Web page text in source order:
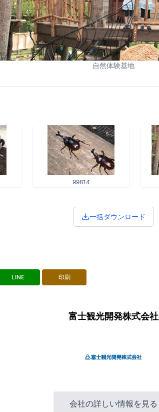
自然体験基地
99814
一括ダウンロード
LINE 印刷
富士観光開発株式会社
会社の詳しい情報を見る